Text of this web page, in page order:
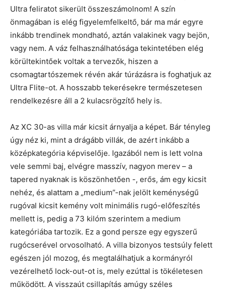
Ultra feliratot sikerült összeszámolnom! A szín
önmagában is elég figyelemfelkeltő, bár ma már egyre
inkább trendinek mondható, aztán valakinek vagy bejön,
vagy nem. A váz felhasználhatósága tekintetében elég
körültekintőek voltak a tervezők, hiszen a
csomagtartószemek révén akár túrázásra is foghatjuk az
Ultra Flite-ot. A hosszabb tekerésekre természetesen
rendelkezésre áll a 2 kulacsrögzítő hely is.
Az XC 30-as villa már kicsit árnyalja a képet. Bár tényleg
úgy néz ki, mint a drágább villák, de azért inkább a
középkategória képviselője. Igazából nem is lett volna
vele semmi baj, elvégre masszív, nagyon merev – a
tapered nyaknak is köszönhetően -, erős, ám egy kicsit
nehéz, és alattam a „medium”-nak jelölt keménységű
rugóval kicsit kemény volt minimális rugó-előfeszítés
mellett is, pedig a 73 kilóm szerintem a medium
kategóriába tartozik. Ez a gond persze egy egyszerű
rugócserével orvosolható. A villa bizonyos testsúly felett
egészen jól mozog, és megtalálhatjuk a kormányról
vezérelhető lock-out-ot is, mely ezúttal is tökéletesen
működött. A visszaút csillapítás amúgy széles